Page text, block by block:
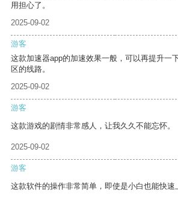
用担心了。
2025-09-02
游客
这款加速器app的加速效果一般，可以再提升一
区的线路。
2025-09-02
游客
这款游戏的剧情非常感人，让我久久不能忘怀。
2025-09-02
游客
这款软件的操作非常简单，即使是小白也能快速